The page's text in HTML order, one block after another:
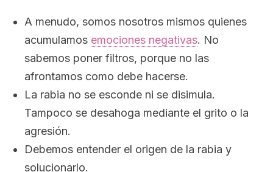
A menudo, somos nosotros mismos quienes
acumulamos emociones negativas. No
sabemos poner filtros, porque no las
afrontamos como debe hacerse.
La rabia no se esconde ni se disimula.
Tampoco se desahoga mediante el grito o la
agresión.
Debemos entender el origen de la rabia y
solucionarlo.